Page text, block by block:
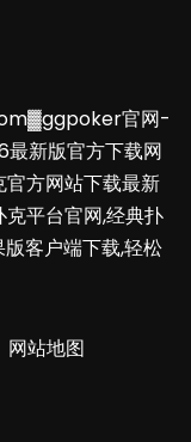
官网-
最新版官方下载网
方网站下载最新
平台官网,经典扑
客户端下载,轻松
网站地图